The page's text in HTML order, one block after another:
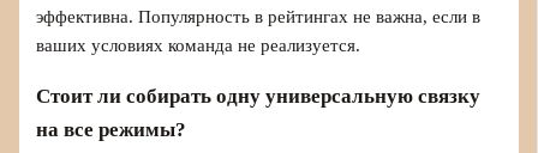
эффективна. Популярность в рейтингах не важна, если в
ваших условиях команда не реализуется.
Стоит ли собирать одну универсальную связку
на все режимы?